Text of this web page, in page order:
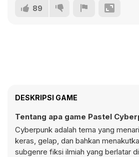
89
DESKRIPSI GAME
Tentang apa game Pastel
Cyberpunk adalah tema yang
keras, gelap, dan bahkan
subgenre fiksi ilmiah yang berlatar